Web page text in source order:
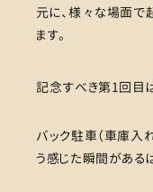
元に、様々な場面で
ます。
記念すべき第1回目は
バック駐車（車庫
う感じた瞬間がある